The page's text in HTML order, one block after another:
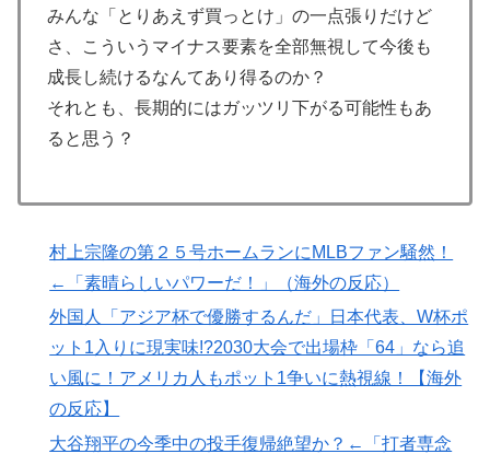
▶ 韓国人「熊本地震で見る日本の土木技術の完全勝利をご
覧ください」→「これはすごいわ」「こういうのを見る
と日本人は何か適当に作る感じがしない・・・」「あれ
がまさに経験値である」
▶
海外「日本人はなんて気高いんだ！」 英高級紙も驚愕
▶ 海外「素晴らしい！」日本が買収したUSスチール驚異
▶ 海外「日本なんて行くんじゃなかった…」 日本を知っ
てしまったディズニー信者、帰国後『本家』に失望する
事態に
▶ 外国人「アジア杯で優勝するんだ」日本代表、W杯ポッ
ト1入りに現実味!?2030大会で出場枠「64」なら追い風
に！アメリカ人もポット1争いに熱視線！【海外の反
応】
みんな「とりあえず買っとけ」の一点張りだけど
さ、こういうマイナス要素を全部無視して今後も
成長し続けるなんてあり得るのか？
それとも、長期的にはガッツリ下がる可能性もあ
ると思う？
村上宗隆の第２５号ホームランにMLBファン騒然！
←「素晴らしいパワーだ！」（海外の反応）
外国人「アジア杯で優勝するんだ」日本代表、W杯ポ
ット1入りに現実味!?2030大会で出場枠「64」なら追
い風に！アメリカ人もポット1争いに熱視線！【海外
の反応】
大谷翔平の今季中の投手復帰絶望か？←「打者専念